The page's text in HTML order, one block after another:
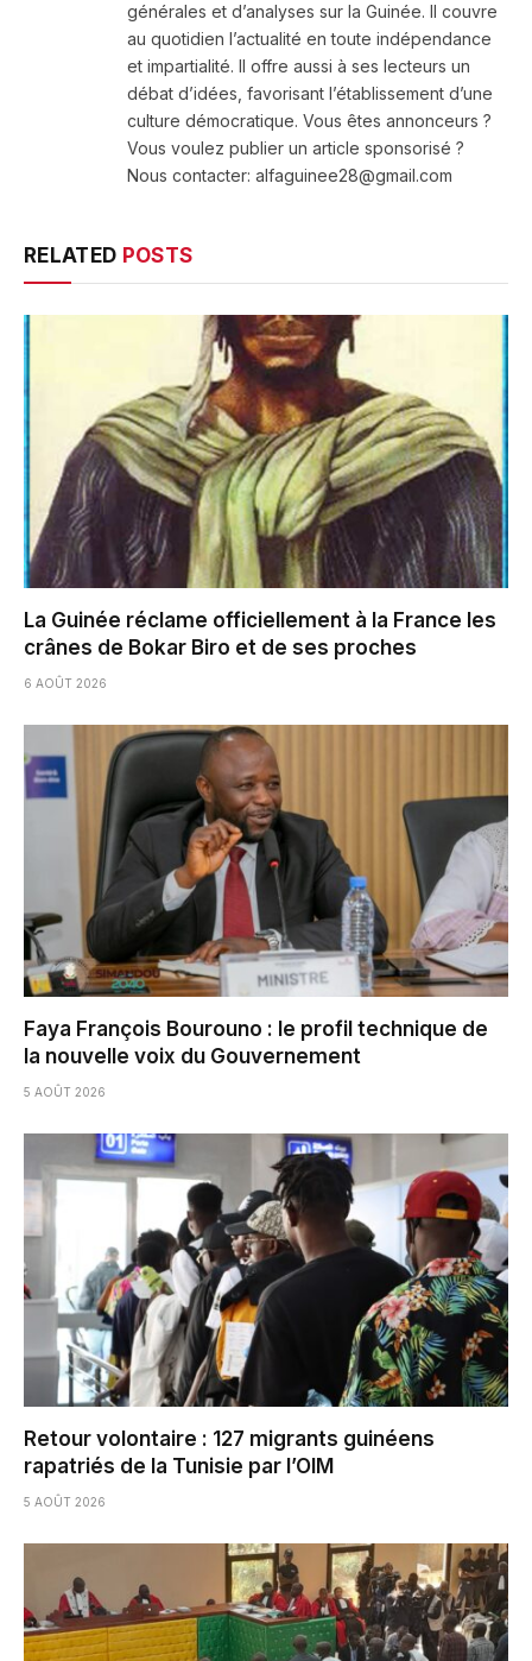
générales et d’analyses sur la Guinée. Il couvre
au quotidien l’actualité en toute indépendance
et impartialité. Il offre aussi à ses lecteurs un
débat d’idées, favorisant l’établissement d’une
culture démocratique. Vous êtes annonceurs ?
Vous voulez publier un article sponsorisé ?
Nous contacter: alfaguinee28@gmail.com
RELATED POSTS
La Guinée réclame officiellement à la France les
crânes de Bokar Biro et de ses proches
6 AOÛT 2026
Faya François Bourouno : le profil technique de
la nouvelle voix du Gouvernement
5 AOÛT 2026
Retour volontaire : 127 migrants guinéens
rapatriés de la Tunisie par l’OIM
5 AOÛT 2026